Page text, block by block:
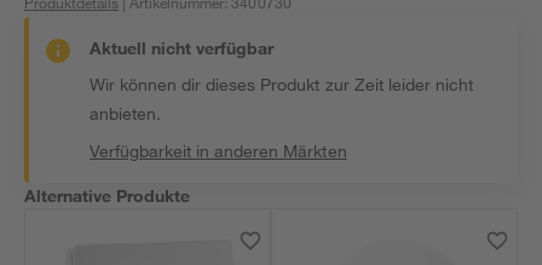
Aktuell nicht verfügbar
Wir können dir dieses Produkt zur Zeit leider nicht
anbieten.
Verfügbarkeit in anderen Märkten
Alternative Produkte